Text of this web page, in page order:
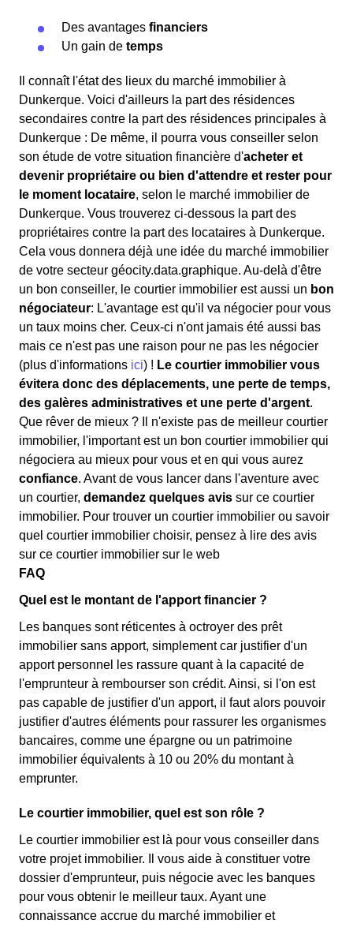
Des avantages financiers
Un gain de temps
Il connaît l'état des lieux du marché immobilier à
Dunkerque. Voici d'ailleurs la part des résidences
secondaires contre la part des résidences principales à
Dunkerque : De même, il pourra vous conseiller selon
son étude de votre situation financière d'acheter et
devenir propriétaire ou bien d'attendre et rester pour
le moment locataire, selon le marché immobilier de
Dunkerque. Vous trouverez ci-dessous la part des
propriétaires contre la part des locataires à Dunkerque.
Cela vous donnera déjà une idée du marché immobilier
de votre secteur géocity.data.graphique. Au-delà d'être
un bon conseiller, le courtier immobilier est aussi un bon
négociateur: L'avantage est qu'il va négocier pour vous
un taux moins cher. Ceux-ci n'ont jamais été aussi bas
mais ce n'est pas une raison pour ne pas les négocier
(plus d'informations ici) ! Le courtier immobilier vous
évitera donc des déplacements, une perte de temps,
des galères administratives et une perte d'argent.
Que rêver de mieux ? Il n'existe pas de meilleur courtier
immobilier, l'important est un bon courtier immobilier qui
négociera au mieux pour vous et en qui vous aurez
confiance. Avant de vous lancer dans l'aventure avec
un courtier, demandez quelques avis sur ce courtier
immobilier. Pour trouver un courtier immobilier ou savoir
quel courtier immobilier choisir, pensez à lire des avis
sur ce courtier immobilier sur le web
FAQ
Quel est le montant de l'apport financier ?
Les banques sont réticentes à octroyer des prêt
immobilier sans apport, simplement car justifier d'un
apport personnel les rassure quant à la capacité de
l'emprunteur à rembourser son crédit. Ainsi, si l'on est
pas capable de justifier d'un apport, il faut alors pouvoir
justifier d'autres éléments pour rassurer les organismes
bancaires, comme une épargne ou un patrimoine
immobilier équivalents à 10 ou 20% du montant à
emprunter.
Le courtier immobilier, quel est son rôle ?
Le courtier immobilier est là pour vous conseiller dans
votre projet immobilier. Il vous aide à constituer votre
dossier d'emprunteur, puis négocie avec les banques
pour vous obtenir le meilleur taux. Ayant une
connaissance accrue du marché immobilier et